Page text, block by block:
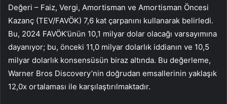
Değeri – Faiz, Vergi, Amortisman ve Amortisman Öncesi
Kazanç (TEV/FAVÖK) 7,6 kat çarpanını kullanarak belirledi.
Bu, 2024 FAVÖK’ünün 10,1 milyar dolar olacağı varsayımına
dayanıyor; bu, önceki 11,0 milyar dolarlık iddianın ve 10,5
milyar dolarlık konsensüsün biraz altında. Bu değerleme,
Warner Bros Discovery’nin doğrudan emsallerinin yaklaşık
12,0x ortalaması ile karşılaştırılmaktadır.